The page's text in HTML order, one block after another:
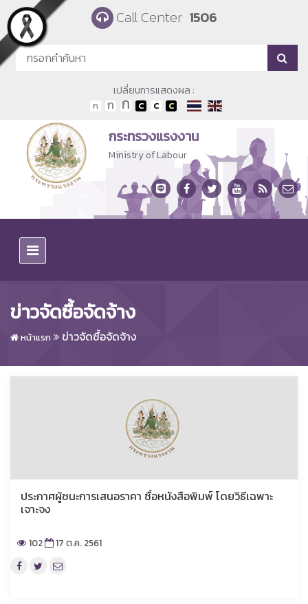
Skip to main content Call Center 1506
เปลี่ยนการแสดงผล :
กระทรวงแรงงาน
Ministry of Labour
ข่าวจัดซื้อจัดจ้าง
หน้าแรก ข่าวจัดซื้อจัดจ้าง
ประกาศผู้ชนะการเสนอราคา ซื้อหนังสือพิมพ์ โดยวิธีเฉพาะ
เจาะจง
102 17 ต.ค. 2561